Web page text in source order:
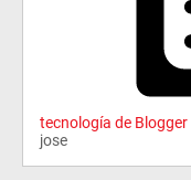
tecnología de Blogger
jose